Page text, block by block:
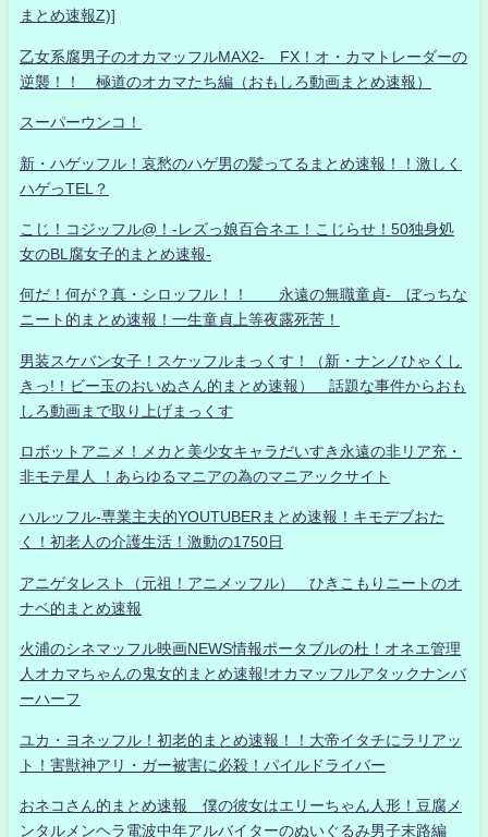
まとめ速報Z)]
乙女系腐男子のオカマッフルMAX2- FX！オ・カマトレーダーの
逆襲！！ 極道のオカマたち編（おもしろ動画まとめ速報）
スーパーウンコ！
新・ハゲッフル！哀愁のハゲ男の髪ってるまとめ速報！！激しく
ハゲっTEL？
こじ！コジッフル@！-レズっ娘百合ネエ！こじらせ！50独身処
女のBL腐女子的まとめ速報-
何だ！何が？真・シロッフル！！ 永遠の無職童貞- ぼっちな
ニート的まとめ速報！一生童貞上等夜露死苦！
男装スケバン女子！スケッフルまっくす！（新・ナンノひゃくし
きっ!！ビー玉のおいぬさん的まとめ速報） 話題な事件からおも
しろ動画まで取り上げまっくす
ロボットアニメ！メカと美少女キャラだいすき永遠の非リア充・
非モテ星人 ！あらゆるマニアの為のマニアックサイト
ハルッフル-専業主夫的YOUTUBERまとめ速報！キモデブおた
く！初老人の介護生活！激動の1750日
アニゲタレスト（元祖！アニメッフル） ひきこもりニートのオ
ナベ的まとめ速報
火浦のシネマッフル映画NEWS情報ポータブルの杜！オネエ管理
人オカマちゃんの鬼女的まとめ速報!オカマッフルアタックナンバ
ーハーフ
ユカ・ヨネッフル！初老的まとめ速報！！大帝イタチにラリアッ
ト！害獣神アリ・ガー被害に必殺！パイルドライバー
おネコさん的まとめ速報 僕の彼女はエリーちゃん人形！豆腐メ
ンタルメンヘラ電波中年アルバイターのぬいぐるみ男子末路編